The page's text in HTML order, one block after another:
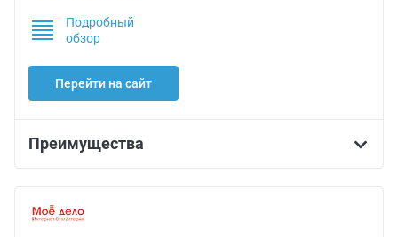
Подробный
обзор
Перейти на сайт
Преимущества